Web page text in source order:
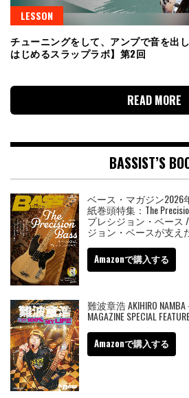
LESSON
チューニングをして、アンプで音を出
はじめるスラップラボ】第2回
READ MORE
BASSIST’S
ベース・マガジン2026
紙巻頭特集：The
プレシジョン・ベース
ジョン・ベースが支え
Amazonで購入する
難波章浩 AKIHIRO NAMBA
MAGAZINE SPECIAL
Amazonで購入する